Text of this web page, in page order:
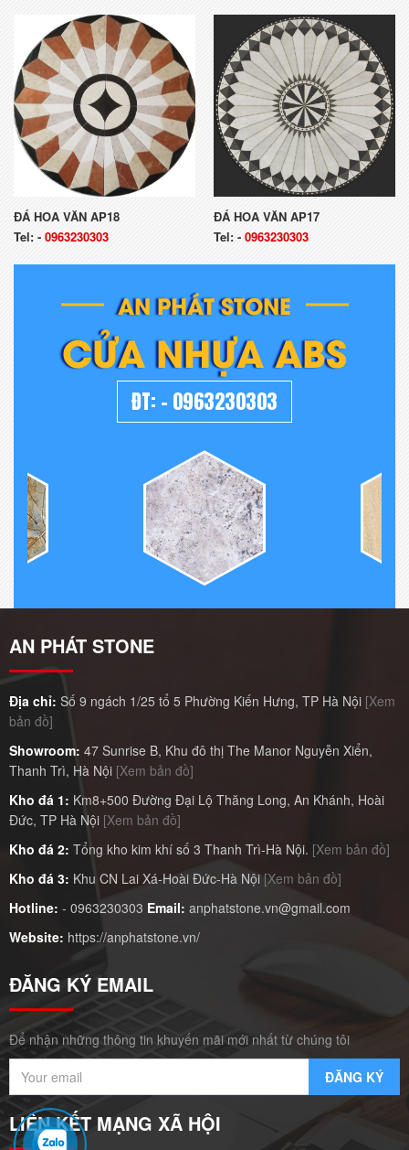
ĐÁ HOA VĂN AP18
Tel: - 0963230303
ĐÁ HOA VĂN AP17
Tel: - 0963230303
AN PHÁT STONE
CỬA NHỰA ABS
ĐT: - 0963230303
AN PHÁT STONE
Địa chỉ: Số 9 ngách 1/25 tổ 5 Phường Kiến Hưng, TP Hà Nội [Xem
bản đồ]
Showroom: 47 Sunrise B, Khu đô thị The Manor Nguyễn Xiển,
Thanh Trì, Hà Nội [Xem bản đồ]
Kho đá 1: Km8+500 Đường Đại Lộ Thăng Long, An Khánh, Hoài
Đức, TP Hà Nội [Xem bản đồ]
Kho đá 2: Tổng kho kim khí số 3 Thanh Trì-Hà Nội. [Xem bản đồ]
Kho đá 3: Khu CN Lai Xá-Hoài Đức-Hà Nội [Xem bản đồ]
Hotline: - 0963230303 Email: anphatstone.vn@gmail.com
Website: https://anphatstone.vn/
ĐĂNG KÝ EMAIL
Để nhận những thông tin khuyến mãi mới nhất từ chúng tôi
LIÊN KẾT MẠNG XÃ HỘI